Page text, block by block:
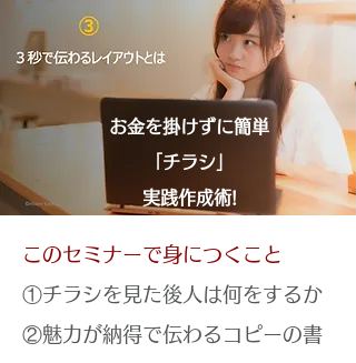
お金を掛けずに簡単
「チラシ」
実践作成術!
このセミナーで身につくこと
①チラシを見た後人は何をするか
②魅力が納得で伝わるコピーの書